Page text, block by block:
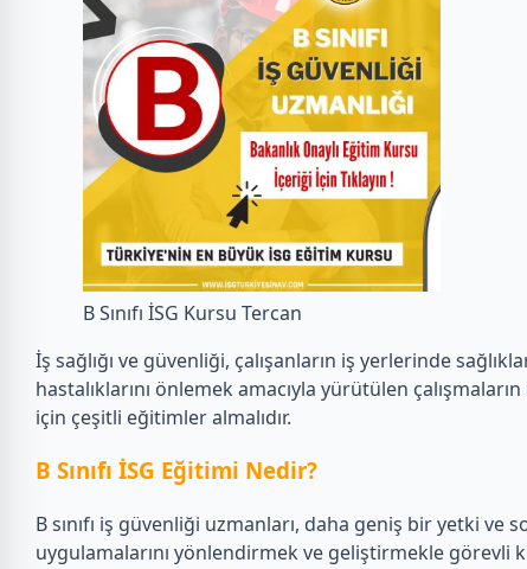
B Sınıfı İSG Kursu Tercan
İş sağlığı ve güvenliği, çalışanların iş yerlerinde
hastalıklarını önlemek amacıyla yürütülen
için çeşitli eğitimler almalıdır.
B Sınıfı İSG Eğitimi Nedir?
B sınıfı iş güvenliği uzmanları, daha geniş bir yetki
uygulamalarını yönlendirmek ve geliştirmekle görevli